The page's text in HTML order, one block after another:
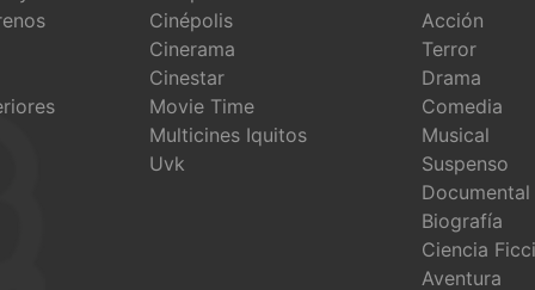
Cinépolis
Cinerama
Cinestar
Movie Time
Multicines Iquitos
Uvk
Acción
Terror
Drama
Comedia
Musical
Suspenso
Documental
Biografía
Ciencia
Aventura